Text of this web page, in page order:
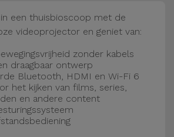
een thuisbioscoop met de
videoprojector en geniet van:
zonder kabels
draagbaar ontwerp
Bluetooth, HDMI en Wi-Fi 6
het kijken van films, series,
en andere content